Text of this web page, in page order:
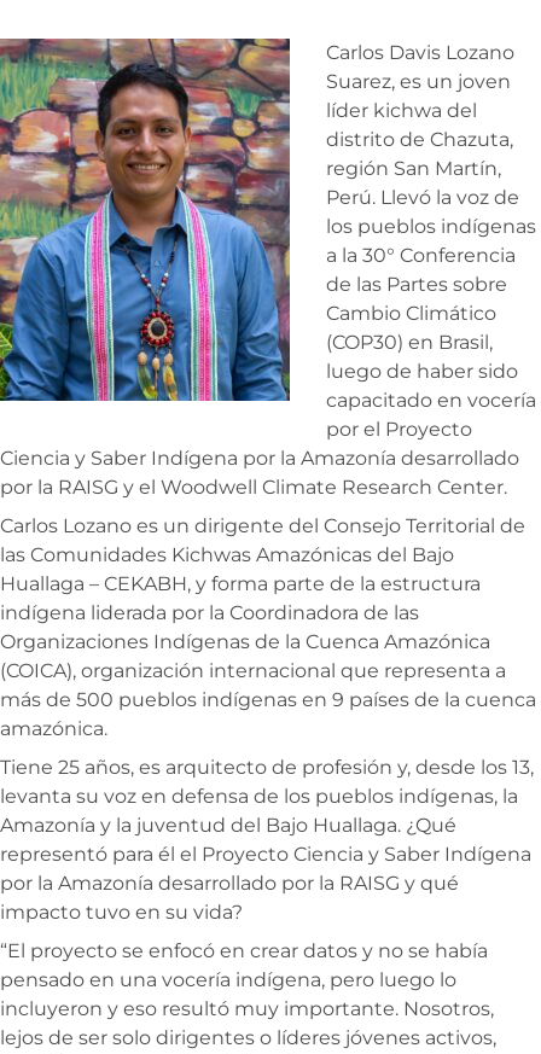
Carlos Davis Lozano
Suarez, es un joven
líder kichwa del
distrito de Chazuta,
región San Martín,
Perú. Llevó la voz de
los pueblos indígenas
a la 30° Conferencia
de las Partes sobre
Cambio Climático
(COP30) en Brasil,
luego de haber sido
capacitado en vocería
por el Proyecto
Ciencia y Saber Indígena por la Amazonía desarrollado
por la RAISG y el Woodwell Climate Research Center.
Carlos Lozano es un dirigente del Consejo Territorial de
las Comunidades Kichwas Amazónicas del Bajo
Huallaga – CEKABH, y forma parte de la estructura
indígena liderada por la Coordinadora de las
Organizaciones Indígenas de la Cuenca Amazónica
(COICA), organización internacional que representa a
más de 500 pueblos indígenas en 9 países de la cuenca
amazónica.
Tiene 25 años, es arquitecto de profesión y, desde los 13,
levanta su voz en defensa de los pueblos indígenas, la
Amazonía y la juventud del Bajo Huallaga. ¿Qué
representó para él el Proyecto Ciencia y Saber Indígena
por la Amazonía desarrollado por la RAISG y qué
impacto tuvo en su vida?
“El proyecto se enfocó en crear datos y no se había
pensado en una vocería indígena, pero luego lo
incluyeron y eso resultó muy importante. Nosotros,
lejos de ser solo dirigentes o líderes jóvenes activos,